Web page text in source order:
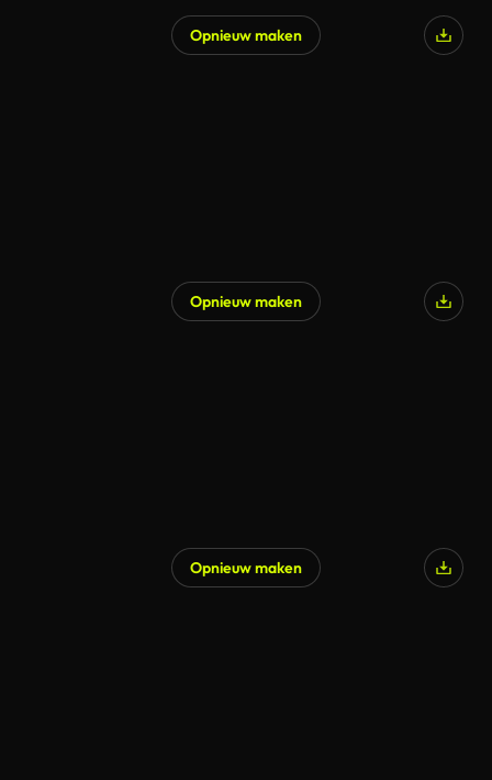
Opnieuw maken
Opnieuw maken
Opnieuw maken